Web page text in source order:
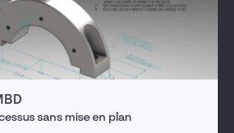
sans mise en plan